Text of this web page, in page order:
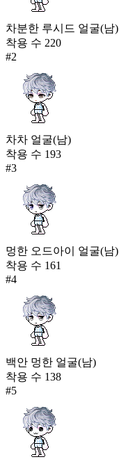
차분한 루시드 얼굴(남)
착용 수 220
#2
차차 얼굴(남)
착용 수 193
#3
멍한 오드아이 얼굴(남)
착용 수 161
#4
백안 멍한 얼굴(남)
착용 수 138
#5